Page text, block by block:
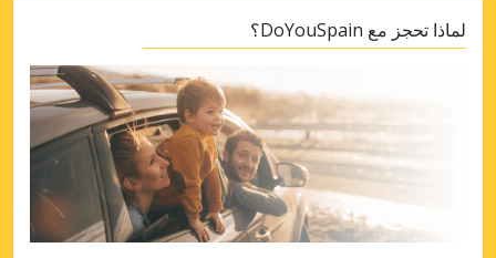
لماذا تحجز مع DoYouSpain؟
Sign in with eLink